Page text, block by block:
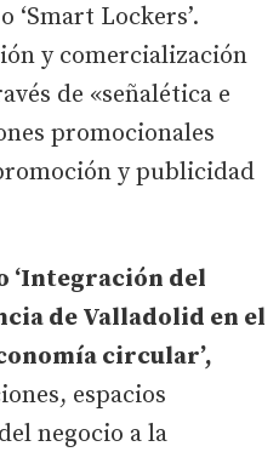
Lockers’.
y comercialización
de «señalética e
promocionales
y publicidad
‘Integración del
de Valladolid en el
circular’,
espacios
negocio a la